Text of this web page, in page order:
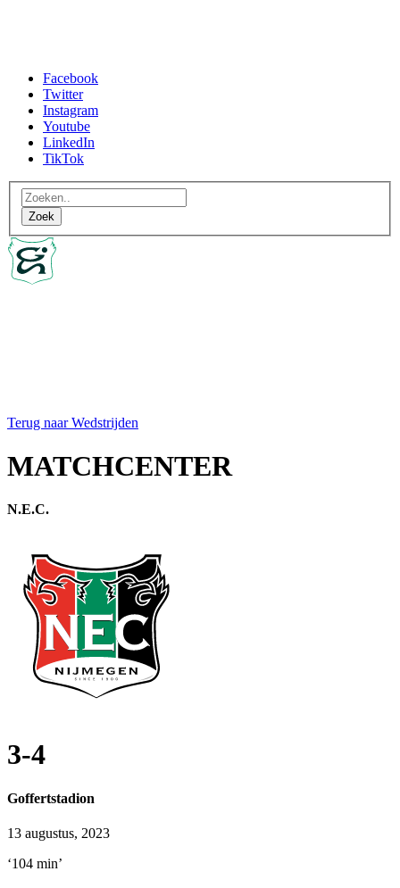
Facebook
Twitter
Instagram
Youtube
LinkedIn
TikTok
Terug naar Wedstrijden
MATCHCENTER
N.E.C.
3-4
Goffertstadion
13 augustus, 2023
‘104 min’